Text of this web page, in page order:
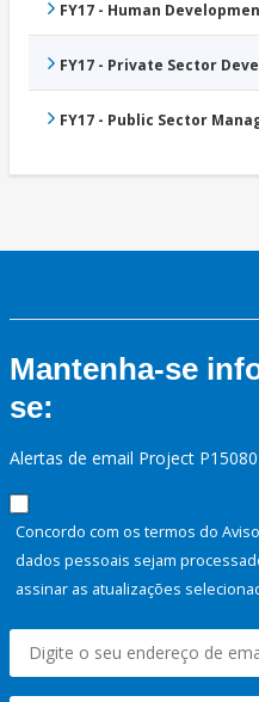
FY17 - Human
FY17 - Private Sector
FY17 - Public Sector
Mantenha-se
se:
Alertas de email Project
Concordo com os termos do
dados pessoais sejam
assinar as atualizações